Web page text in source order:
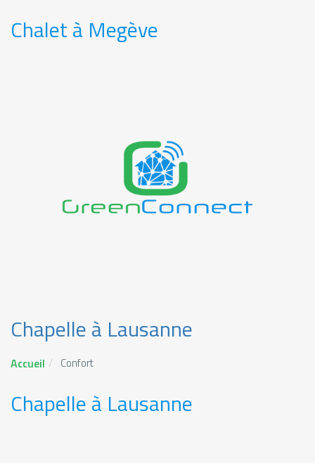
Chalet à Megève
Chapelle à Lausanne
Accueil Confort
Chapelle à Lausanne